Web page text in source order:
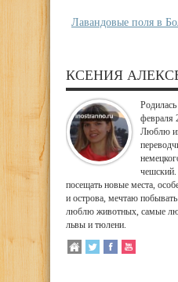
Лавандовые поля в
КСЕНИЯ
февраля
Люблю
посещать новые места,
и острова, мечтаю
люблю животных, самые
львы и тюлени.